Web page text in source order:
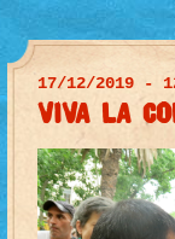
17/12/2019 -
VIVA LA